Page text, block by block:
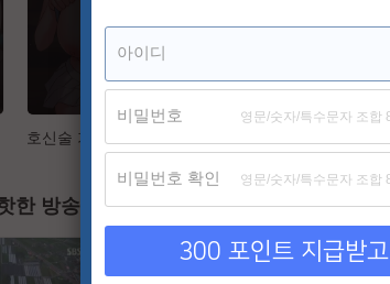
호신술 가르쳐드립니다
한 방송
아이디
비밀번호
비밀번호 확인
300 포인트 지급받고